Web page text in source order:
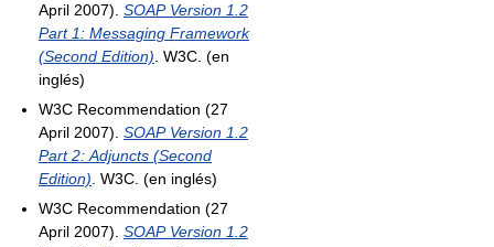
April 2007). SOAP Version 1.2
Part 1: Messaging Framework
(Second Edition). W3C. (en
inglés)
W3C Recommendation (27
April 2007). SOAP Version 1.2
Part 2: Adjuncts (Second
Edition). W3C. (en inglés)
W3C Recommendation (27
April 2007). SOAP Version 1.2